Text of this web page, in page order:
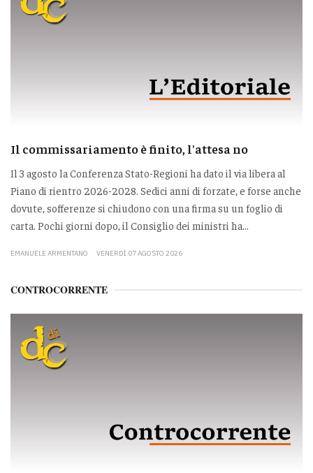
Il commissariamento è finito, l'attesa no
Il 3 agosto la Conferenza Stato-Regioni ha dato il via libera al
Piano di rientro 2026-2028. Sedici anni di forzate, e forse anche
dovute, sofferenze si chiudono con una firma su un foglio di
carta. Pochi giorni dopo, il Consiglio dei ministri ha...
EMANUELE ARMENTANO VENERDÌ 07 AGOSTO 2026
CONTROCORRENTE